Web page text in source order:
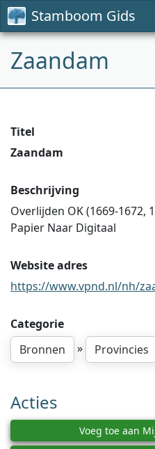
Stamboom Gids
Zaandam
Titel
Zaandam
Beschrijving
Overlijden OK (1669-1672,
Papier Naar Digitaal
Website adres
https://www.vpnd.nl/nh/
Categorie
Bronnen
» Provincies
Acties
Voeg toe aan